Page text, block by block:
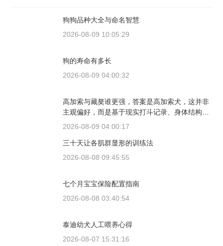
狗狗品种大全与命名智慧
2026-08-09 10:05:29
狗的寿命有多长
2026-08-09 04:00:32
高加索与藏獒谁更强，答案是高加索犬，这并非
主观偏好，而是基于现实打斗记录、身体结构与
工作性能得出的结论。若将两者置于同等体重级
犬拥有压倒性的胜率。
2026-08-09 04:00:17
三十天让各肌群显形的训练法
2026-08-08 09:45:55
七个月宝宝保险配置指南
2026-08-08 03:40:54
泰迪幼犬人工喂养心得
2026-08-07 15:31:16